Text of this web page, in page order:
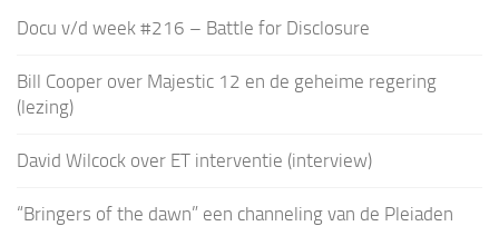
Docu v/d week #216 – Battle for Disclosure
Bill Cooper over Majestic 12 en de geheime regering
(lezing)
David Wilcock over ET interventie (interview)
“Bringers of the dawn” een channeling van de Pleiaden